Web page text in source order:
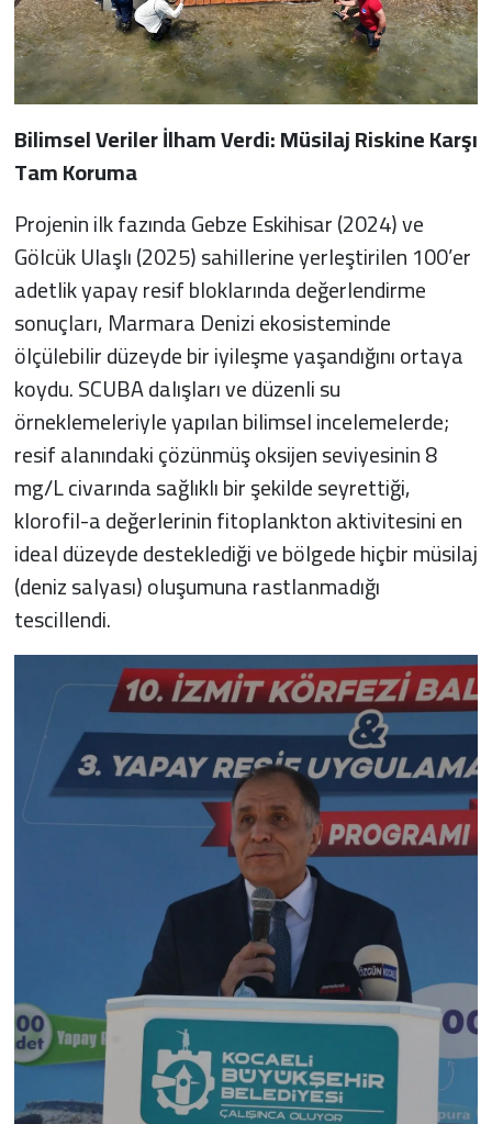
Bilimsel Veriler İlham Verdi: Müsilaj Riskine Karşı
Tam Koruma
Projenin ilk fazında Gebze Eskihisar (2024) ve
Gölcük Ulaşlı (2025) sahillerine yerleştirilen 100’er
adetlik yapay resif bloklarında değerlendirme
sonuçları, Marmara Denizi ekosisteminde
ölçülebilir düzeyde bir iyileşme yaşandığını ortaya
koydu. SCUBA dalışları ve düzenli su
örneklemeleriyle yapılan bilimsel incelemelerde;
resif alanındaki çözünmüş oksijen seviyesinin 8
mg/L civarında sağlıklı bir şekilde seyrettiği,
klorofil-a değerlerinin fitoplankton aktivitesini en
ideal düzeyde desteklediği ve bölgede hiçbir müsilaj
(deniz salyası) oluşumuna rastlanmadığı
tescillendi.